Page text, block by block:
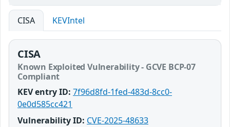
CISA KEVIntel
CISA
Known Exploited Vulnerability - GCVE BCP-07
Compliant
KEV entry ID: 7f96d8fd-1fed-483d-8cc0-
0e0d585cc421
Vulnerability ID: CVE-2025-48633